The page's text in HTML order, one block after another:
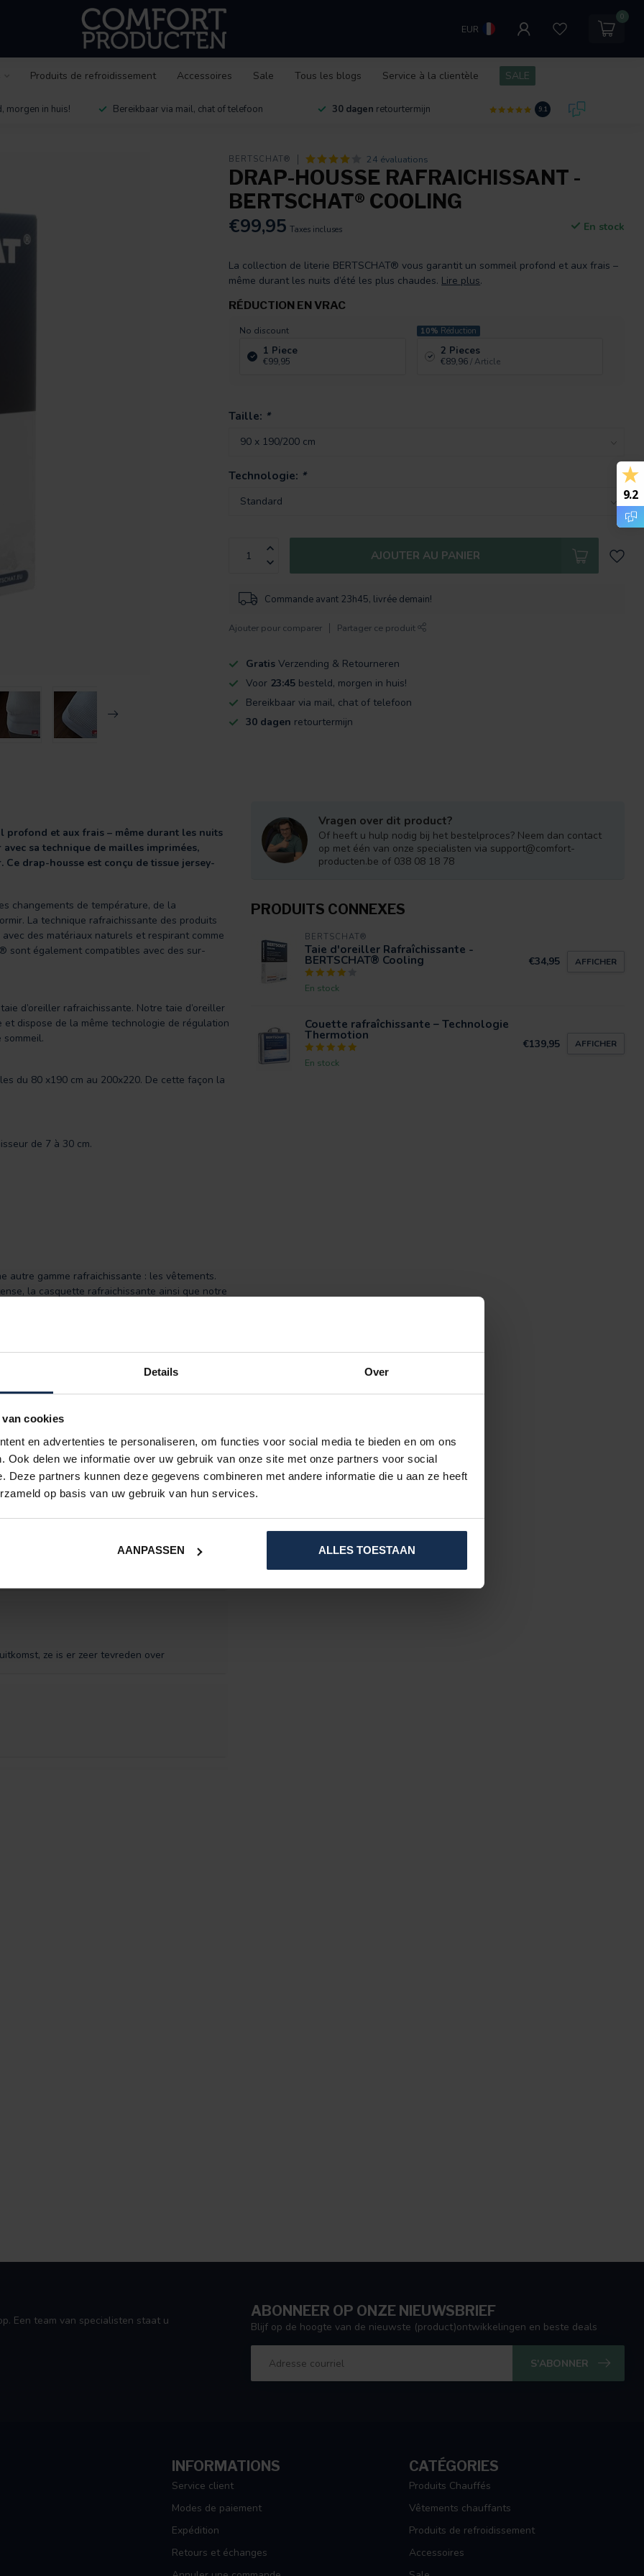
Details Over
cookies
en advertenties te personaliseren, om functies voor social media te bieden en om ons
Ook delen we informatie over uw gebruik van onze site met onze partners voor social
Deze partners kunnen deze gegevens combineren met andere informatie die u aan ze heeft
op basis van uw gebruik van hun services.
AANPASSEN ALLES TOESTAAN
EUR
0
Produits de refroidissement Accessoires Sale Tous les blogs Service à la clientèle SALE
morgen in huis! Bereikbaar via mail, chat of telefoon 30 dagen retourtermijn 9.1
BERTSCHAT® 24 évaluations
DRAP-HOUSSE RAFRAICHISSANT -
BERTSCHAT® COOLING
€99,95 Taxes incluses En stock
La collection de literie BERTSCHAT® vous garantit un sommeil profond et aux frais –
même durant les nuits d’été les plus chaudes. Lire plus.
RÉDUCTION EN VRAC
No discount
1 Piece
€99,95
10% Réduction
2 Pieces
€89,96/ Article
Taille: *
Technologie: *
AJOUTER AU PANIER
Commande avant 23h45, livrée demain!
Ajouter pour comparer Partager ce produit
Gratis Verzending & Retourneren
Voor 23:45 besteld, morgen in huis!
Bereikbaar via mail, chat of telefoon
30 dagen retourtermijn
profond et aux frais – même durant les nuits
sa technique de mailles imprimées,
drap-housse est conçu de tissue jersey-
changements de température, de la
La technique rafraichissante des produits
des matériaux naturels et respirant comme
sont également compatibles avec des sur-
d’oreiller rafraichissante. Notre taie d’oreiller
dispose de la même technologie de régulation
du 80 x190 cm au 200x220. De cette façon la
de 7 à 30 cm.
autre gamme rafraichissante : les vêtements.
la casquette rafraichissante ainsi que notre
quelles circonstances.
AJOUTER UN AVIS
Eerste indruk is goed en stof voelt goed en
ze is er zeer tevreden over
Het werkt heerlijk!
de valreep dit product nog besteld in
Vragen over dit product?
Of heeft u hulp nodig bij het bestelproces? Neem dan contact
op met één van onze specialisten via support@comfort-
producten.be of 038 08 18 78
PRODUITS CONNEXES
BERTSCHAT®
Taie d'oreiller Rafraîchissante -
BERTSCHAT® Cooling
En stock
€34,95 AFFICHER
Couette rafraîchissante – Technologie
Thermotion
En stock
€139,95 AFFICHER
Een team van specialisten staat u
ABONNEER OP ONZE NIEUWSBRIEF
Blijf op de hoogte van de nieuwste (product)ontwikkelingen en beste deals
S'ABONNER
INFORMATIONS
Service client
Modes de paiement
Expédition
Retours et échanges
CATÉGORIES
Produits Chauffés
Vêtements chauffants
Produits de refroidissement
Accessoires
9.2